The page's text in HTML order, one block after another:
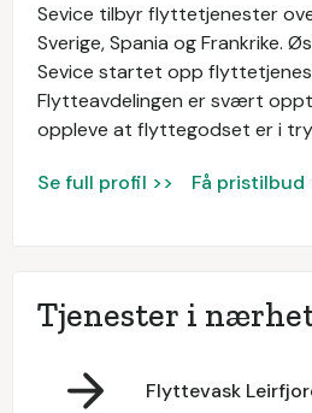
Sevice tilbyr flyttetjenester
Sverige, Spania og Frankrike.
Sevice startet opp
Flytteavdelingen er svært
oppleve at flyttegodset er i
Se full profil >> Få pristilbud
Tjenester i
Flyttevask